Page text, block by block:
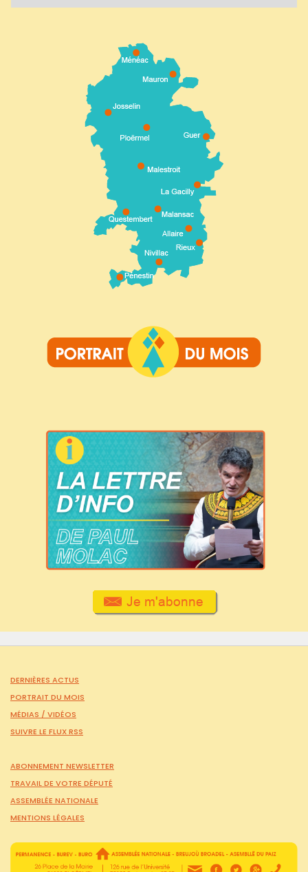
DERNIÈRES ACTUS
PORTRAIT DU MOIS
MÉDIAS / VIDÉOS
SUIVRE LE FLUX RSS
ABONNEMENT NEWSLETTER
TRAVAIL DE VOTRE DÉPUTÉ
ASSEMBLÉE NATIONALE
MENTIONS LÉGALES